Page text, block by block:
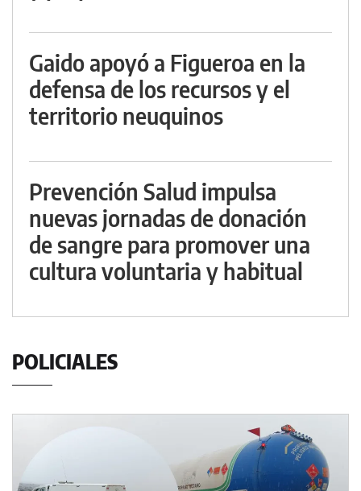
Gaido apoyó a Figueroa en la
defensa de los recursos y el
territorio neuquinos
Prevención Salud impulsa
nuevas jornadas de donación
de sangre para promover una
cultura voluntaria y habitual
POLICIALES